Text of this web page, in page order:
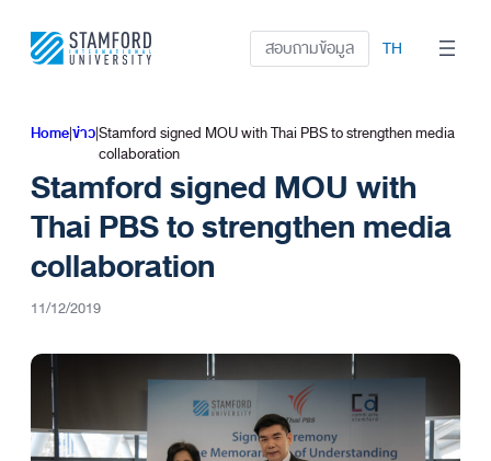
สอบถามข้อมูล TH
Home|ข่าว|Stamford signed MOU with Thai PBS to strengthen media
collaboration
Stamford signed MOU with
Thai PBS to strengthen media
collaboration
11/12/2019